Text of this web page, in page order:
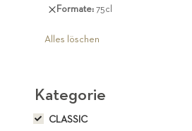
entfernen
Formate 75cl
Diesen
entfernen
Alles löschen
Kategorie
CLASSIC